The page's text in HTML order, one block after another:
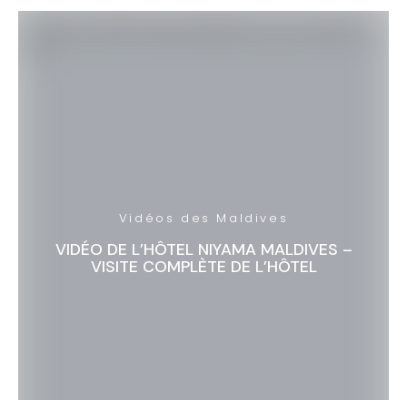
Vidéos des Maldives
VIDÉO DE L’HÔTEL NIYAMA MALDIVES –
VISITE COMPLÈTE DE L’HÔTEL